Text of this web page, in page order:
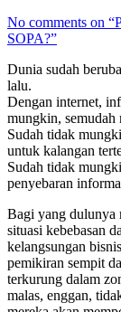
No comments on
SOPA?”
Dunia sudah
lalu.
Dengan internet,
mungkin, semudah
Sudah tidak
untuk kalangan
Sudah tidak
penyebaran
Bagi yang dulunya
situasi kebebasan
kelangsungan
pemikiran sempit
terkurung dalam
malas, enggan,